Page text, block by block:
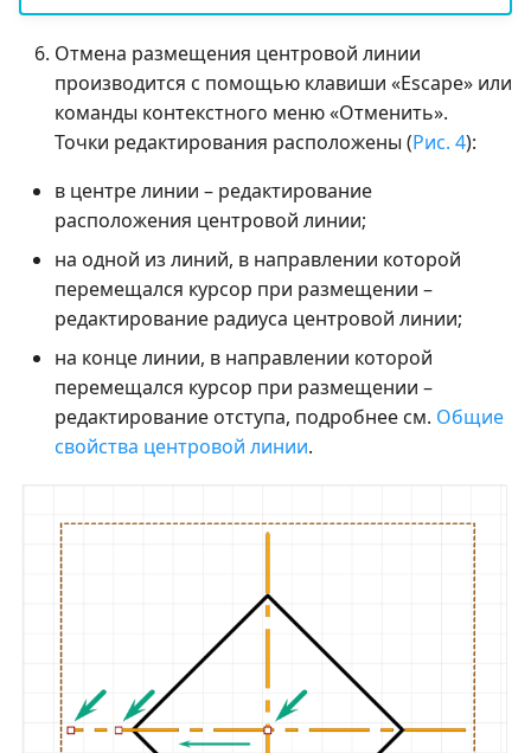
Отмена размещения центровой линии
производится с помощью клавиши «Escape» или
команды контекстного меню «Отменить».
Точки редактирования расположены (Рис. 4):
в центре линии – редактирование
расположения центровой линии;
на одной из линий, в направлении которой
перемещался курсор при размещении –
редактирование радиуса центровой линии;
на конце линии, в направлении которой
перемещался курсор при размещении –
редактирование отступа, подробнее см. Общие
свойства центровой линии.